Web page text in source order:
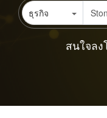
ธุรกิจ
สนใจล